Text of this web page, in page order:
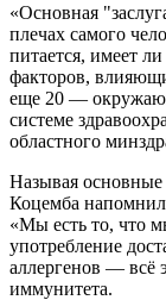
«Основная
плечах самого
питается, имеет
факторов,
еще 20 —
системе
областного
Называя
Коцемба
«Мы есть то, что
употребление
аллергенов — всё
иммунитета.